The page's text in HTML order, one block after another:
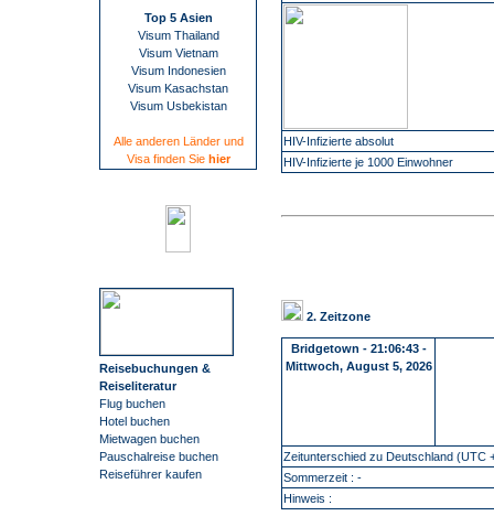
Top 5 Asien
Visum Thailand
Visum Vietnam
Visum Indonesien
Visum Kasachstan
Visum Usbekistan
Alle anderen Länder und
Visa finden Siehier
Reisebuchungen &
Reiseliteratur
Flug buchen
Hotel buchen
Mietwagen buchen
Pauschalreise buchen
Reiseführer kaufen
HIV-Infizierte absolut
HIV-Infizierte je 1000 Einwohner
2. Zeitzone
Bridgetown - 21:06:44 -
Mittwoch, August 5, 2026
Zeitunterschied zu Deutschland (UTC
Sommerzeit : -
Hinweis :